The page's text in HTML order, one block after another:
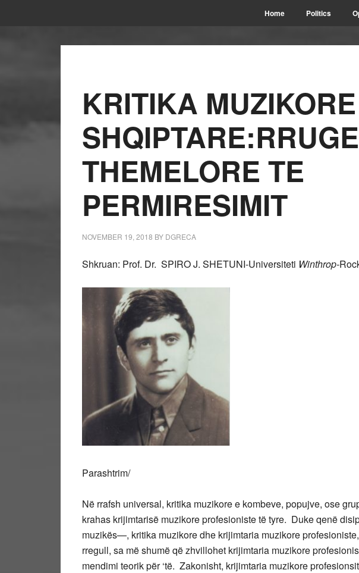
Home Politics
KRITIKA MUZIKORE
SHQIPTARE:RRUGE
THEMELORE TE
PERMIRESIMIT
NOVEMBER 19, 2018 BY DGRECA
Shkruan: Prof. Dr. SPIRO J. SHETUNI-Universiteti Winthrop-
Parashtrim/
Në rrafsh universal, kritika muzikore e kombeve, popujve, ose
krahas krijimtarisë muzikore profesioniste të tyre. Duke qenë
muzikës—, kritika muzikore dhe krijimtaria muzikore
rregull, sa më shumë që zhvillohet krijimtaria muzikore
mendimi teorik për ‘të. Zakonisht, krijimtaria muzikore